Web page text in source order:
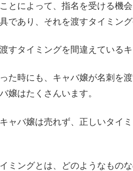
とによって、指名を受ける機
であり、それを渡すタイミン
すタイミングを間違えている
た時にも、キャバ嬢が名刺を
嬢はたくさんいます。
ャバ嬢は売れず、正しいタイ
ミングとは、どのようなものな